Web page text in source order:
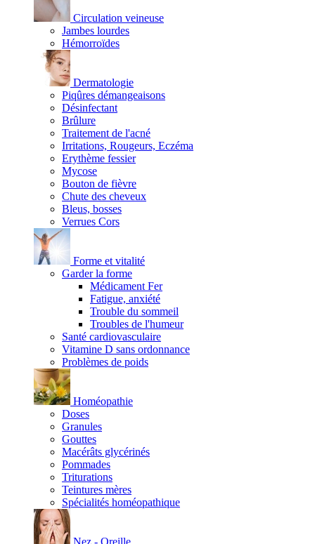
Circulation veineuse
Jambes lourdes
Hémorroïdes
Dermatologie
Piqûres démangeaisons
Désinfectant
Brûlure
Traitement de l'acné
Irritations, Rougeurs, Eczéma
Erythème fessier
Mycose
Bouton de fièvre
Chute des cheveux
Bleus, bosses
Verrues Cors
Forme et vitalité
Garder la forme
Médicament Fer
Fatigue, anxiété
Trouble du sommeil
Troubles de l'humeur
Santé cardiovasculaire
Vitamine D sans ordonnance
Problèmes de poids
Homéopathie
Doses
Granules
Gouttes
Macérâts glycérinés
Pommades
Triturations
Teintures mères
Spécialités homéopathique
Nez - Oreille